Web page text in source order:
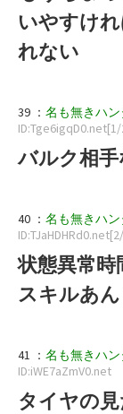
いやすけ
れない
39 ： 名も無きハン
バルク相
40 ： 名も無きハン
状態異常
スキルあ
41 ： 名も無きハン
ID:iWE7aZmV0.net
タイヤの